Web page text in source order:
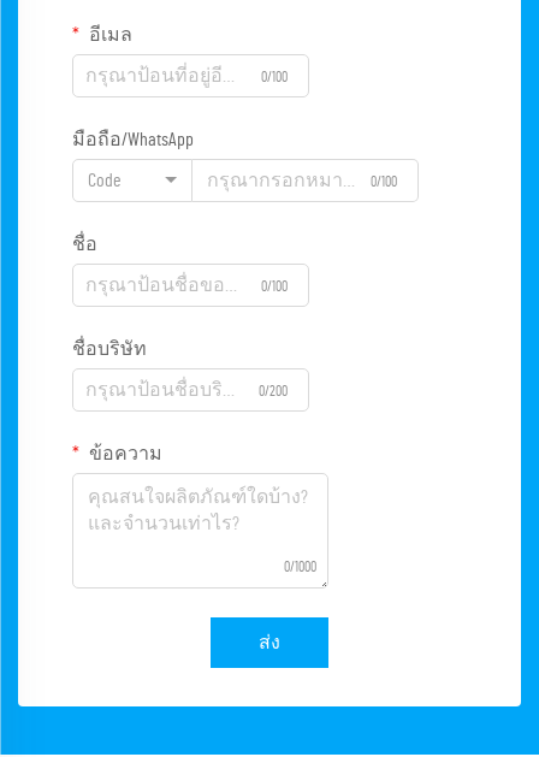
อีเมล
0/100
มือถือ/WhatsApp
Code 0/100
ชื่อ
0/100
ชื่อบริษัท
0/200
ข้อความ
0/1000
ส่ง